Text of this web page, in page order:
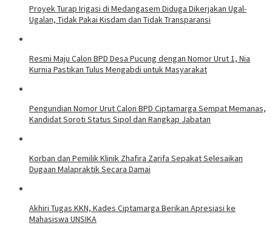
Proyek Turap Irigasi di Medangasem Diduga Dikerjakan Ugal-
Ugalan, Tidak Pakai Kisdam dan Tidak Transparansi
Resmi Maju Calon BPD Desa Pucung dengan Nomor Urut 1, Nia
Kurnia Pastikan Tulus Mengabdi untuk Masyarakat
Pengundian Nomor Urut Calon BPD Ciptamarga Sempat Memanas,
Kandidat Soroti Status Sipol dan Rangkap Jabatan
Korban dan Pemilik Klinik Zhafira Zarifa Sepakat Selesaikan
Dugaan Malapraktik Secara Damai
Akhiri Tugas KKN, Kades Ciptamarga Berikan Apresiasi ke
Mahasiswa UNSIKA